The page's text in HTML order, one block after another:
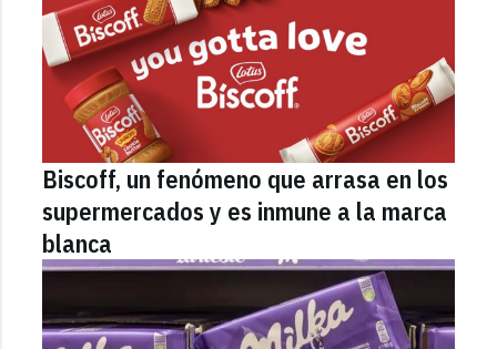
Biscoff, un fenómeno que arrasa en los
supermercados y es inmune a la marca
blanca